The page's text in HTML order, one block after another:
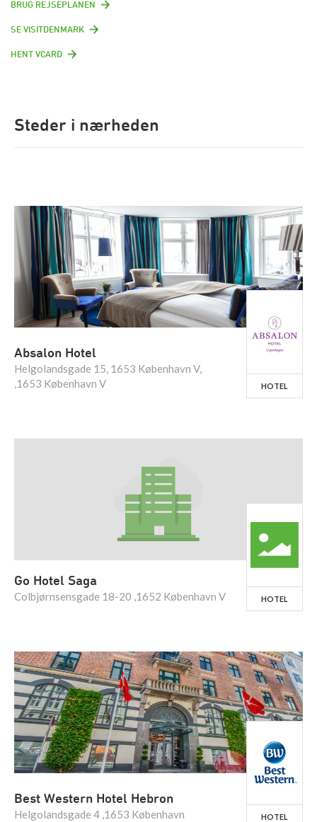
BRUG REJSEPLANEN
SE VISITDENMARK
HENT VCARD
Steder i nærheden
Absalon Hotel
Helgolandsgade 15, 1653 København V,
,1653 København V
HOTEL
Go Hotel Saga
Colbjørnsensgade 18-20 ,1652 København V HOTEL
Best Western Hotel Hebron
Helgolandsgade 4 ,1653 København HOTEL